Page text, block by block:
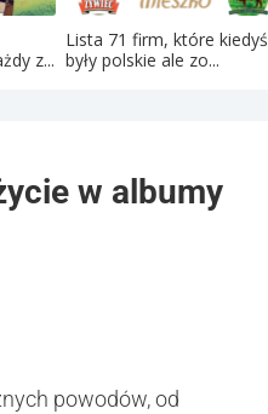
z...
Lista 71 firm, które kiedyś
były polskie ale zo...
w albumy
powodów, od